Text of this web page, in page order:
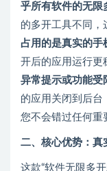
乎所有软件的无限
的多开工具不同，
占用的是真实的手
开后的应用运行更
异常提示或功能受
的应用关闭到后台
您不会错过任何重
二、核心优势：真
这款“软件无限多